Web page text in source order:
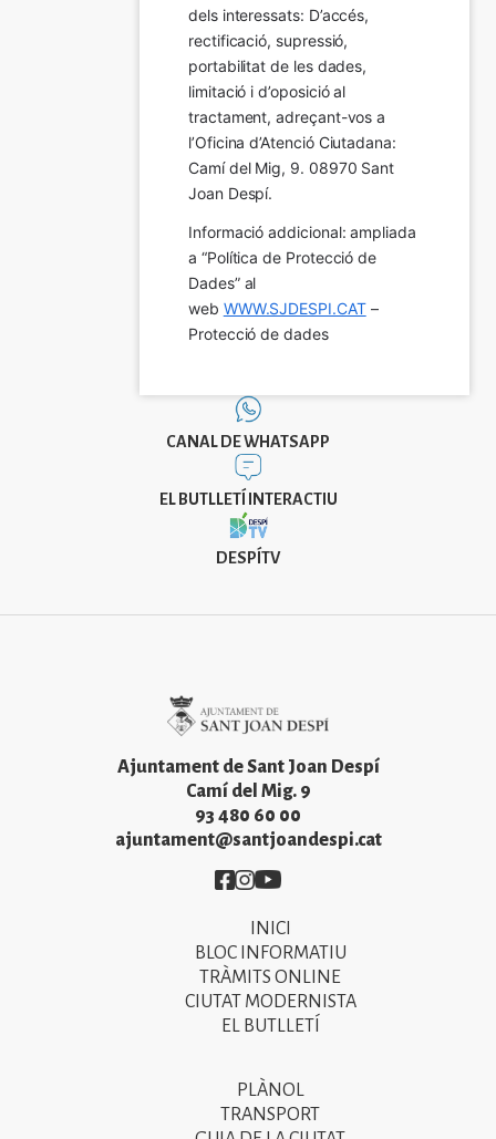
dels interessats: D’accés,
rectificació, supressió,
portabilitat de les dades,
limitació i d’oposició al
tractament, adreçant-vos a
l’Oficina d’Atenció Ciutadana:
Camí del Mig, 9. 08970 Sant
Joan Despí.
Informació addicional: ampliada
a “Política de Protecció de
Dades” al
web WWW.SJDESPI.CAT –
Protecció de dades
CANAL DE WHATSAPP
EL BUTLLETÍ INTERACTIU
DESPÍTV
Ajuntament de Sant Joan Despí
Camí del Mig. 9
93 480 60 00
ajuntament@santjoandespi.cat
Imatge
Imatge
Imatge
INICI
BLOC INFORMATIU
TRÀMITS ONLINE
CIUTAT MODERNISTA
EL BUTLLETÍ
PLÀNOL
TRANSPORT